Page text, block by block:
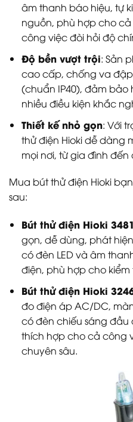
âm thanh báo hiệu, tự
nguồn, phù hợp cho
công việc đòi hỏi độ
Độ bền vượt trội: Sản
cao cấp, chống va
(chuẩn IP40), đảm
nhiều điều kiện khắc
Thiết kế nhỏ gọn: Với
thử điện Hioki dễ dàng
mọi nơi, từ gia đình
Mua bút thử điện Hioki
sau:
Bút thử điện Hioki
gọn, dễ dùng, phát
có đèn LED và âm
điện, phù hợp cho
Bút thử điện Hioki
đo điện áp AC/DC,
có đèn chiếu sáng đầu
thích hợp cho cả công
chuyên sâu.